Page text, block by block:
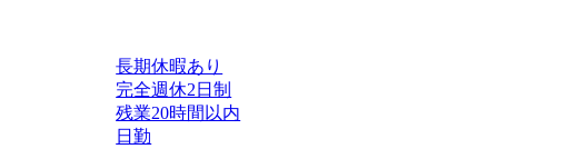
長期休暇あり
完全週休2日制
残業20時間以内
日勤